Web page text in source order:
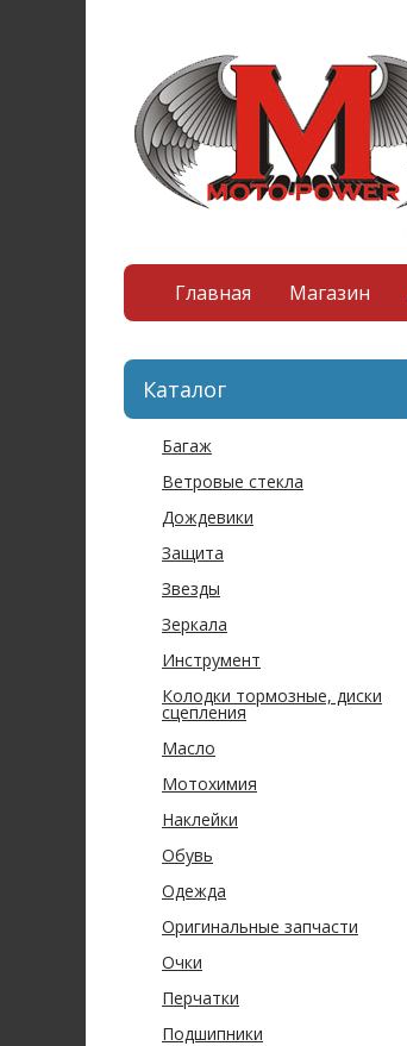
Главная Магазин
Каталог
Багаж
Ветровые стекла
Дождевики
Защита
Звезды
Зеркала
Инструмент
Колодки тормозные, диски
сцепления
Масло
Мотохимия
Наклейки
Обувь
Одежда
Оригинальные запчасти
Очки
Перчатки
Подшипники